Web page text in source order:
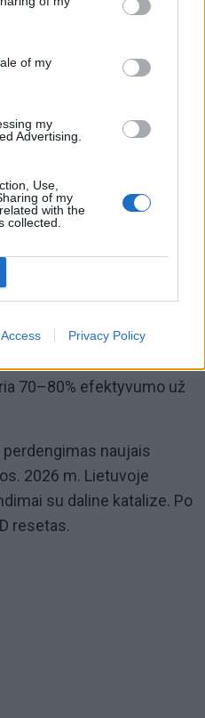
of my
my
Advertising.
Use,
of my
with the
collected.
Privacy Policy
kas
– kaina 500–2000 €
TA, bet taršos 10 kartų
70–80% efektyvumo už
naujais
2026 m. Lietuvoje
su daline katalize. Po
resetas.